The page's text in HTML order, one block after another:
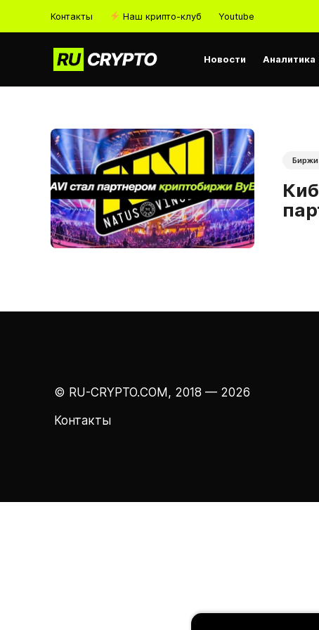
Контакты Наш крипто-клуб Youtube
Новости Аналитика
Биржи
© RU-CRYPTO.COM, 2018 — 2026
Контакты